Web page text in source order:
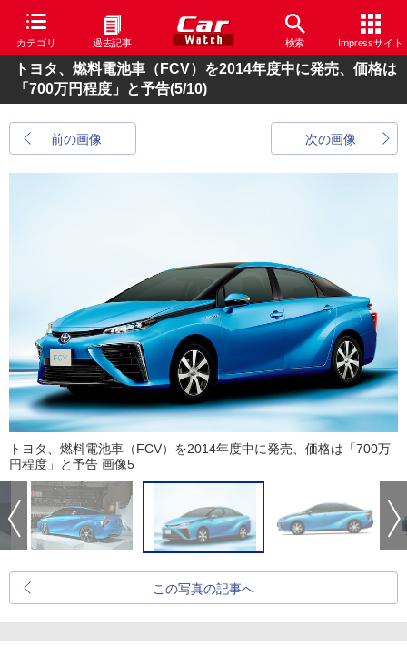
カテゴリ 過去記事 検索 Impressサイト
トヨタ、燃料電池車（FCV）を2014年度中に発売、価格は
「700万円程度」と予告(5/10)
前の画像 次の画像
トヨタ、燃料電池車（FCV）を2014年度中に発売、価格は「700万
円程度」と予告 画像5
この写真の記事へ